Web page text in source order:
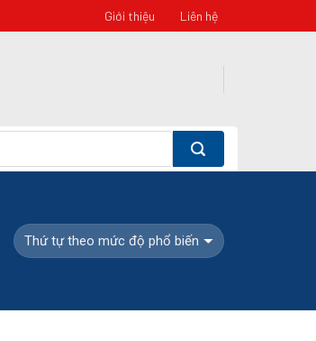
Giới thiệu Liên hệ